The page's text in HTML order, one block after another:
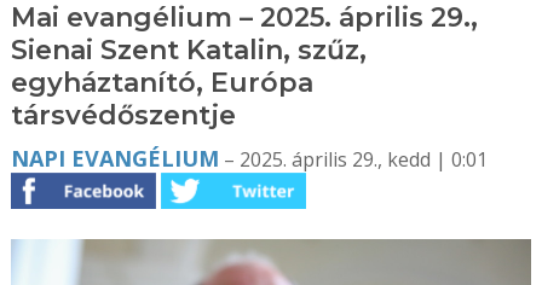
Mai evangélium – 2025. április 29.,
Sienai Szent Katalin, szűz,
egyháztanító, Európa
társvédőszentje
NAPI EVANGÉLIUM – 2025. április 29., kedd | 0:01